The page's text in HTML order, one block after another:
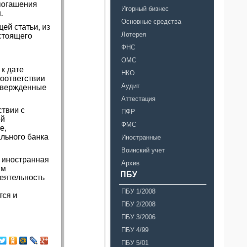
статьи, из
дате
с
банка
и
Игорный бизнес
Основные средства
Лотерея
ФНС
ОМС
НКО
Аудит
Аттестация
ПФР
ФМС
Иностранные
Воинский учет
Архив
ПБУ
ПБУ 1/2008
ПБУ 2/2008
ПБУ 3/2006
ПБУ 4/99
ПБУ 5/01